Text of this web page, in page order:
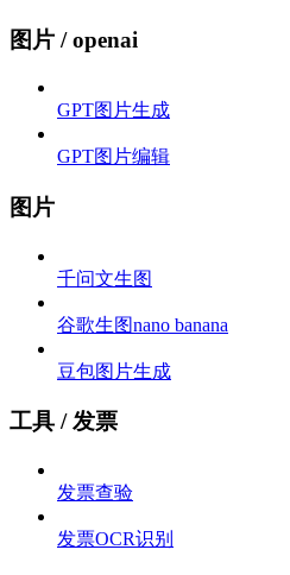
图片 / openai
GPT图片生成
GPT图片编辑
图片
千问文生图
谷歌生图nano banana
豆包图片生成
工具 / 发票
发票查验
发票OCR识别